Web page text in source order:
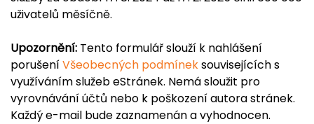
uživatelů měsíčně.
Upozornění: Tento formulář slouží k nahlášení
porušeníVšeobecných podmíneksouvisejících s
využíváním služeb eStránek. Nemá sloužit pro
vyrovnávání účtů nebo k poškození autora stránek.
Každý e-mail bude zaznamenán a vyhodnocen.